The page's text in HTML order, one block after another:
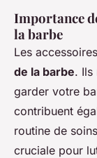
Importance
la barbe
Les
de la barbe. Ils
garder votre
contribuent
routine de
cruciale pour